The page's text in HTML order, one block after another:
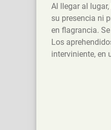
Al llegar al
su presencia ni
en flagrancia.
Los
interviniente, en